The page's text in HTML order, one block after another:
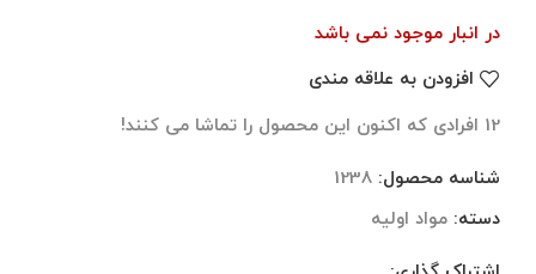
در انبار موجود نمی باشد
افزودن به علاقه مندی
12 افرادی که اکنون این محصول را تماشا می کنند!
شناسه محصول: 1238
دسته: مواد اولیه